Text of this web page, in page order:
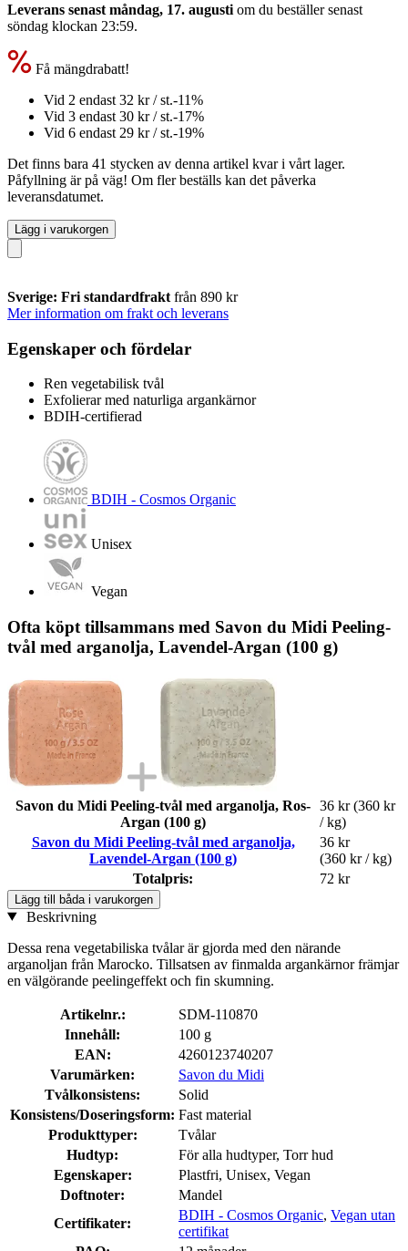
Leverans senast måndag, 17. augusti om du beställer senast
söndag klockan 23:59.
Få mängdrabatt!
Vid 2 endast 32 kr/ st.-11%
Vid 3 endast 30 kr/ st.-17%
Vid 6 endast 29 kr/ st.-19%
Det finns bara 41 stycken av denna artikel kvar i vårt lager.
Påfyllning är på väg! Om fler beställs kan det påverka
leveransdatumet.
Lägg i varukorgen
Sverige: Fri standardfrakt från 890 kr
Mer information om frakt och leverans
Egenskaper och fördelar
Ren vegetabilisk tvål
Exfolierar med naturliga argankärnor
BDIH-certifierad
BDIH - Cosmos Organic
Unisex
Vegan
Ofta köpt tillsammans med Savon du Midi Peeling-
tvål med arganolja, Lavendel-Argan (100 g)
Savon du Midi Peeling-tvål med arganolja, Ros-
Argan (100 g)
36 kr (360 kr
/ kg)
Savon du Midi Peeling-tvål med arganolja,
Lavendel-Argan (100 g)
36 kr
(360 kr / kg)
Totalpris:
72 kr
Lägg till båda i varukorgen
Beskrivning
Dessa rena vegetabiliska tvålar är gjorda med den närande
arganoljan från Marocko. Tillsatsen av finmalda argankärnor främjar
en välgörande peelingeffekt och fin skumning.
Artikelnr.:
SDM-110870
Innehåll:
100 g
EAN:
4260123740207
Varumärken:
Savon du Midi
Tvålkonsistens:
Solid
Konsistens/Doseringsform: Fast material
Produkttyper:
Tvålar
Hudtyp:
För alla hudtyper, Torr hud
Egenskaper:
Plastfri, Unisex, Vegan
Doftnoter:
Mandel
Certifikater:
BDIH - Cosmos Organic, Vegan utan
certifikat